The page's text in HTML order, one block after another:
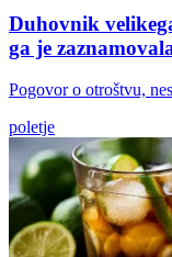
Duhovnik
ga je
Pogovor o otroštvu,
poletje